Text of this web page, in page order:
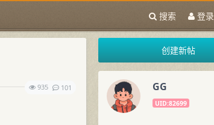
搜索 登录
935
101
创建新帖
GG
UID:82699